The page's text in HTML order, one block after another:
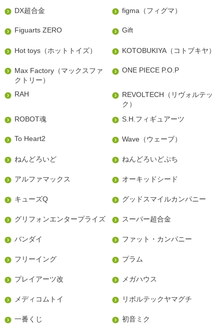
DX超合金 figma（フィグマ）
Figuarts ZERO Gift
Hot toys（ホットトイズ） KOTOBUKIYA（コトブキヤ）
Max Factory（マックスファ
クトリー）
ONE PIECE P.O.P
RAH
REVOLTECH（リヴォルテッ
ク）
ROBOT魂
S.H.フィギュアーツ
To Heart2 Wave（ウェーブ）
ねんどろいど ねんどろいどぷち
アルファマックス オーキッドシード
キューズQ グッドスマイルカンパニー
グリフォンエンタープライズ スーパー超合金
バンダイ ファット・カンパニー
フリーイング プラム
プレイアーツ改 メガハウス
メディコムトイ リボルテックヤマグチ
一番くじ 初音ミク